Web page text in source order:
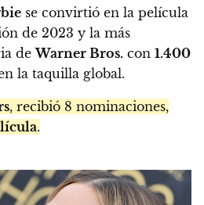
se convirtió en la película
de 2023 y la más
deWarner Bros. con 1.400
la taquilla global.
, recibió 8 nominaciones,
.